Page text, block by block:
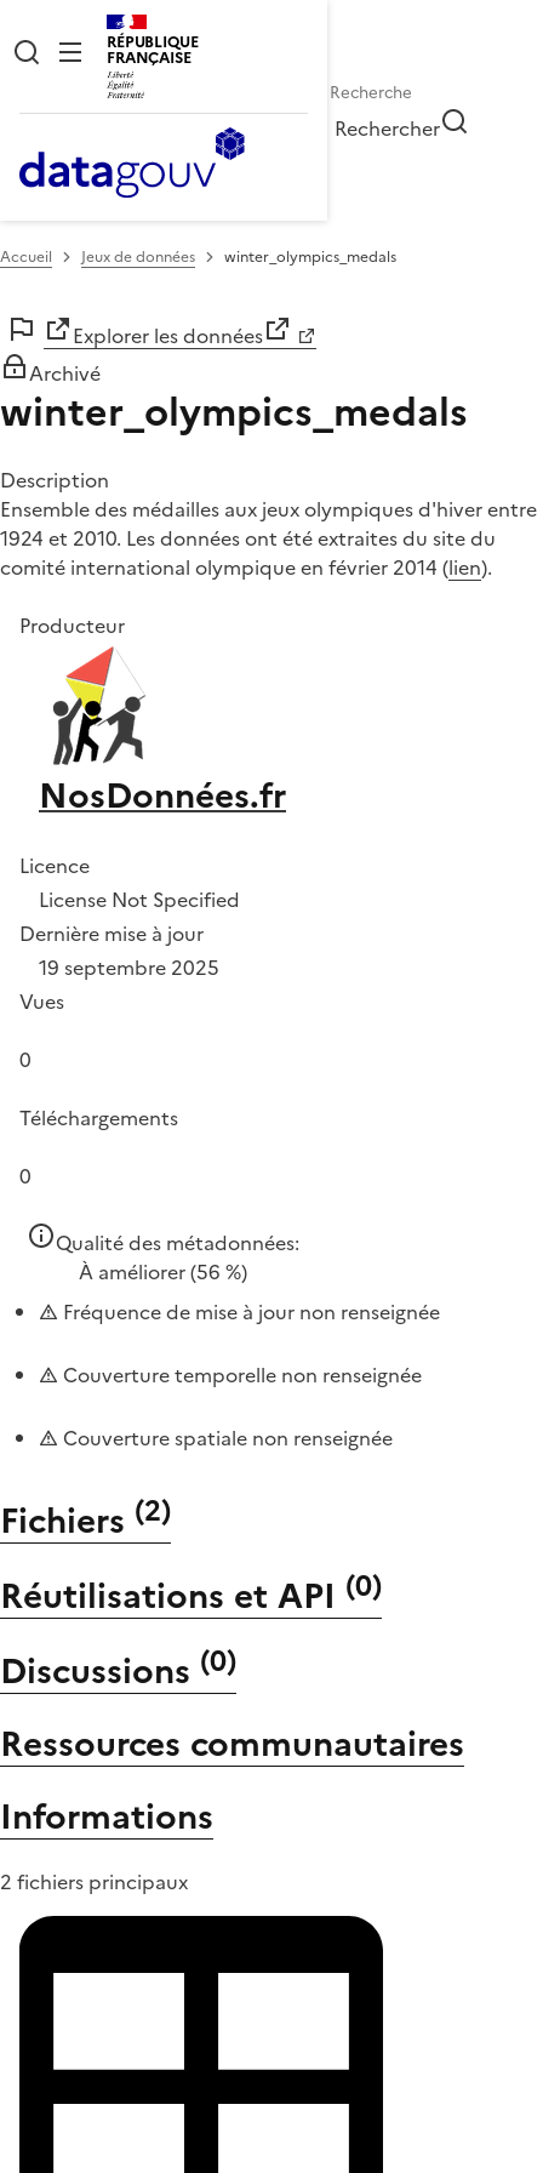
RÉPUBLIQUE
FRANÇAISE
Rechercher
Accueil Jeux de données winter_olympics_medals
Explorer les données
Archivé
winter_olympics_medals
Description
Ensemble des médailles aux jeux olympiques d'hiver entre
1924 et 2010. Les données ont été extraites du site du
comité international olympique en février 2014 (lien).
Producteur
NosDonnées.fr
Licence
License Not Specified
Dernière mise à jour
19 septembre 2025
Vues
0
Téléchargements
0
Qualité des métadonnées:
À améliorer(56 %)
Fréquence de mise à jour non renseignée
Couverture temporelle non renseignée
Couverture spatiale non renseignée
Fichiers (2)
Réutilisations et API (0)
Discussions (0)
Ressources communautaires
Informations
2 fichiers principaux